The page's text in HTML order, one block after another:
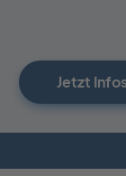
Jetzt